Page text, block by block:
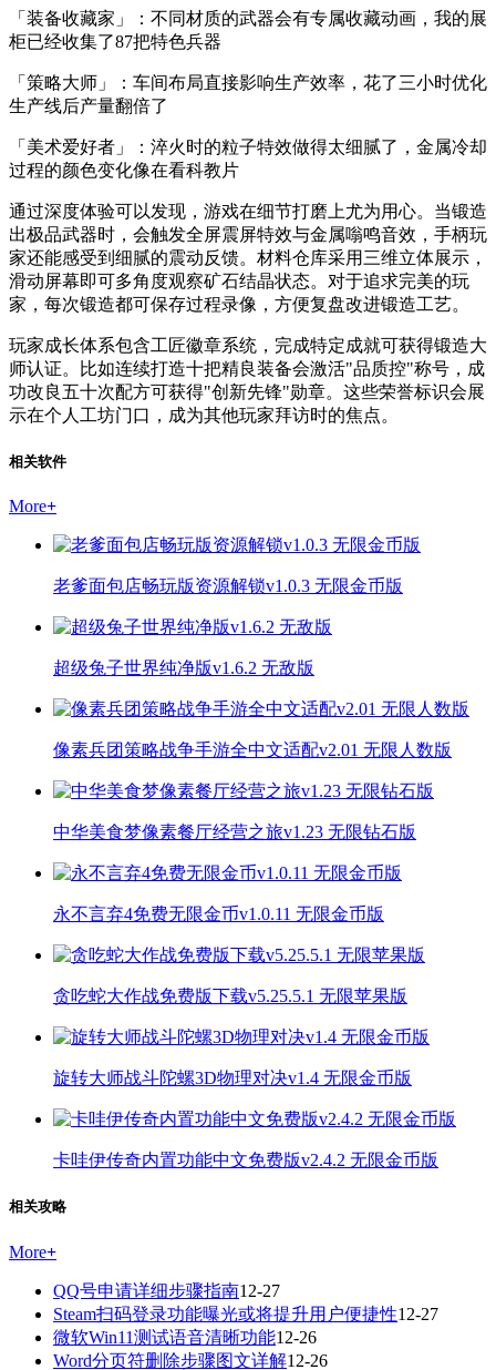
「装备收藏家」：不同材质的武器会有专属收藏动画，我的展
柜已经收集了87把特色兵器
「策略大师」：车间布局直接影响生产效率，花了三小时优化
生产线后产量翻倍了
「美术爱好者」：淬火时的粒子特效做得太细腻了，金属冷却
过程的颜色变化像在看科教片
通过深度体验可以发现，游戏在细节打磨上尤为用心。当锻造
出极品武器时，会触发全屏震屏特效与金属嗡鸣音效，手柄玩
家还能感受到细腻的震动反馈。材料仓库采用三维立体展示，
滑动屏幕即可多角度观察矿石结晶状态。对于追求完美的玩
家，每次锻造都可保存过程录像，方便复盘改进锻造工艺。
玩家成长体系包含工匠徽章系统，完成特定成就可获得锻造大
师认证。比如连续打造十把精良装备会激活"品质控"称号，成
功改良五十次配方可获得"创新先锋"勋章。这些荣誉标识会展
示在个人工坊门口，成为其他玩家拜访时的焦点。
相关软件
More+
老爹面包店畅玩版资源解锁v1.0.3 无限金币版
超级兔子世界纯净版v1.6.2 无敌版
像素兵团策略战争手游全中文适配v2.01 无限人数版
中华美食梦像素餐厅经营之旅v1.23 无限钻石版
永不言弃4免费无限金币v1.0.11 无限金币版
贪吃蛇大作战免费版下载v5.25.5.1 无限苹果版
旋转大师战斗陀螺3D物理对决v1.4 无限金币版
卡哇伊传奇内置功能中文免费版v2.4.2 无限金币版
相关攻略
More+
QQ号申请详细步骤指南12-27
Steam扫码登录功能曝光或将提升用户便捷性12-27
微软Win11测试语音清晰功能12-26
Word分页符删除步骤图文详解12-26